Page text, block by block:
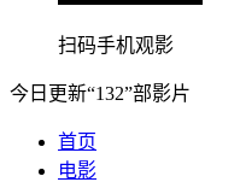
扫码手机观影
今日更新“132”部影片
首页
电影